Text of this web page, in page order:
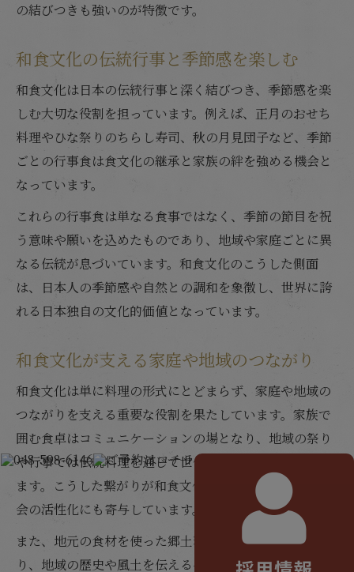
の結びつきも強いのが特徴です。
和食文化の伝統行事と季節感を楽しむ
和食文化は日本の伝統行事と深く結びつき、季節感を楽
しむ大切な役割を担っています。例えば、正月のおせち
料理やひな祭りのちらし寿司、秋の月見団子など、季節
ごとの行事食は食文化の継承と家族の絆を強める機会と
なっています。
これらの行事食は単なる食事ではなく、季節の節目を祝
う意味や願いを込めたものであり、地域や家庭ごとに異
なる伝統が息づいています。和食文化のこうした側面
は、日本人の季節感や自然との調和を象徴し、世界に誇
れる日本独自の文化的価値となっています。
和食文化が支える家庭や地域のつながり
和食文化は単に料理の形式にとどまらず、家庭や地域の
つながりを支える重要な役割を果たしています。家族で
囲む食卓はコミュニケーションの場となり、地域の祭り
や行事では伝統料理を通じて世代を超えた交流が生まれ
ます。こうした繋がりが和食文化の継承を支え、地域社
会の活性化にも寄与しています。
また、地元の食材を使った郷土料理は地域の誇りとな
り、地域の歴史や風土を伝える手段としても機能しま